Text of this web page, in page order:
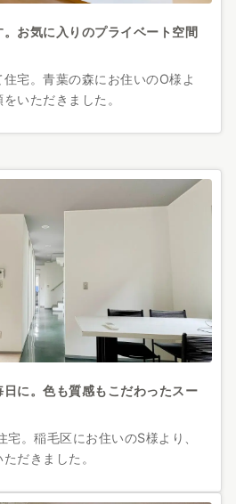
お気に入りのプライベート空間
宅。青葉の森にお住いのO様よ
いただきました。
に。色も質感もこだわったスー
。稲毛区にお住いのS様より、
だきました。